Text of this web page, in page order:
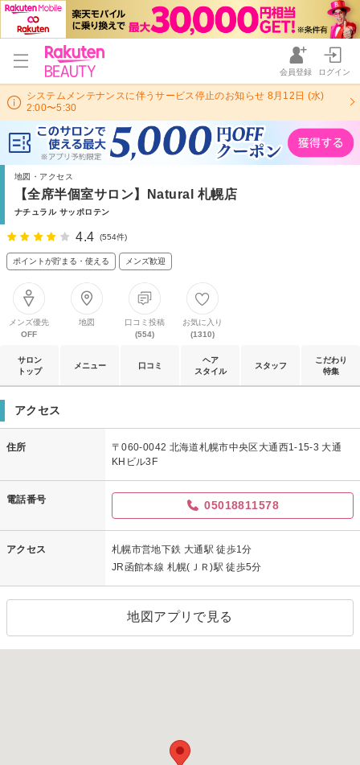
会員登録 ログイン
システムメンテナンスに伴うサービス停止のお知らせ 8月12日 (水)
2:00〜5:30
地図・アクセス
【全席半個室サロン】Natural 札幌店
ナチュラル サッポロテン
4.4 (554件)
ポイントが貯まる・使える メンズ歓迎
メンズ優先
OFF
地図
口コミ投稿
(554)
お気に入り
(1310)
サロン
トップ
メニュー 口コミ
ヘア
スタイル
スタッフ
こだわり
特集
アクセス
住所
〒060-0042 北海道札幌市中央区大通西1-15-3 大通
KHビル3F
電話番号 05018811578
アクセス
札幌市営地下鉄 大通駅 徒歩1分
JR函館本線 札幌(ＪＲ)駅 徒歩5分
地図アプリで見る